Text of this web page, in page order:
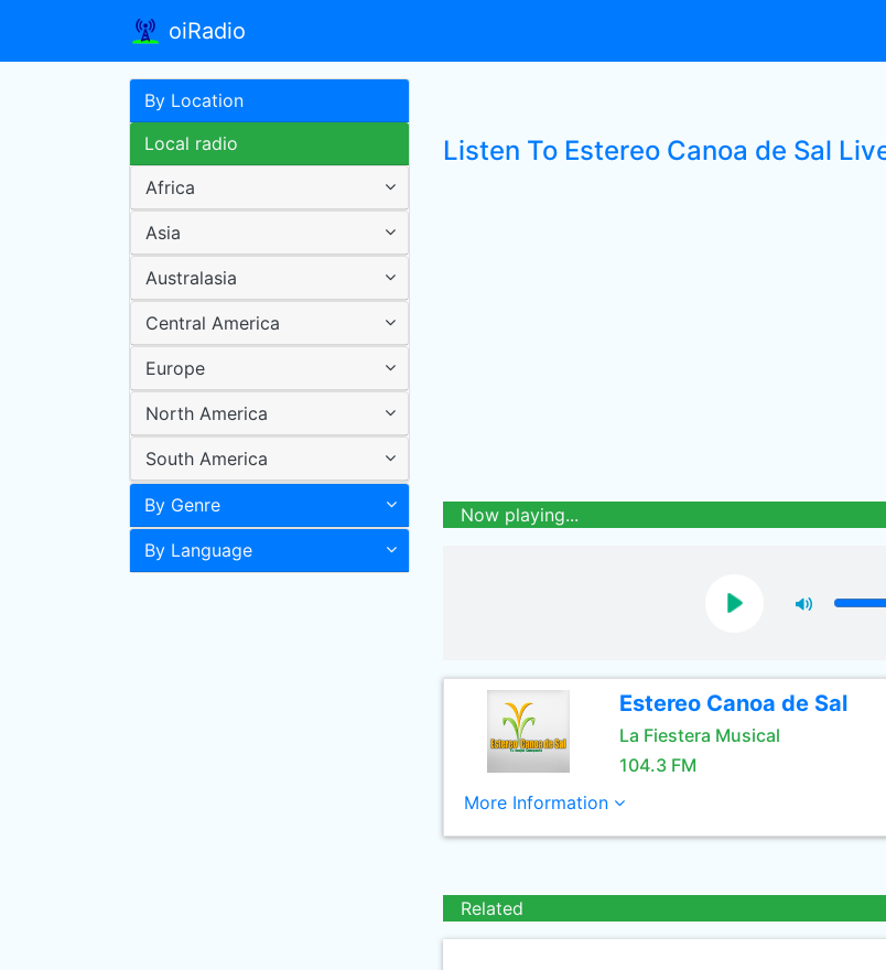
oiRadio
By Location
Local radio
Africa
Asia
Australasia
Central America
Europe
North America
South America
By Genre
By Language
Listen To Estereo Canoa de Sal
Now playing...
Estereo Canoa de Sal
La Fiestera Musical
104.3 FM
More Information
Related